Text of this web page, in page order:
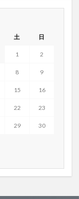
土 日
1 2
8 9
15 16
22 23
29 30